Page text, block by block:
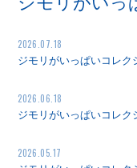
STORE
肴のまな板
2026.07.18
ジモリがいっぱいコレク
2026.06.18
ジモリがいっぱいコレク
2026.05.17